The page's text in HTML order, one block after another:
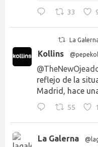
33
La
Kollins
reflejo de la
Madrid, hace
55
La Galerna